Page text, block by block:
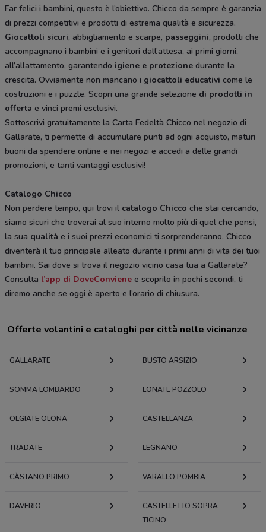
Far felici i bambini, questo è l’obiettivo. Chicco da sempre è garanzia
di prezzi competitivi e prodotti di estrema qualità e sicurezza.
Giocattoli sicuri, abbigliamento e scarpe, passeggini, prodotti che
accompagnano i bambini e i genitori dall’attesa, ai primi giorni,
all’allattamento, garantendo igiene e protezione durante la
crescita. Ovviamente non mancano i giocattoli educativi come le
costruzioni e i puzzle. Scopri una grande selezione di prodotti in
offerta e vinci premi esclusivi.
Sottoscrivi gratuitamente la Carta Fedeltà Chicco nel negozio di
Gallarate, ti permette di accumulare punti ad ogni acquisto, maturi
buoni da spendere online e nei negozi e accedi a delle grandi
promozioni, e tanti vantaggi esclusivi!
Catalogo Chicco
Non perdere tempo, qui trovi il catalogo Chicco che stai cercando,
siamo sicuri che troverai al suo interno molto più di quel che pensi,
la sua qualità e i suoi prezzi economici ti sorprenderanno. Chicco
diventerà il tuo principale alleato durante i primi anni di vita dei tuoi
bambini. Sai dove si trova il negozio vicino casa tua a Gallarate?
Consulta l’app di DoveConviene e scoprilo in pochi secondi, ti
diremo anche se oggi è aperto e l’orario di chiusura.
Offerte volantini e cataloghi per città nelle vicinanze
GALLARATE BUSTO ARSIZIO
SOMMA LOMBARDO LONATE POZZOLO
OLGIATE OLONA CASTELLANZA
TRADATE LEGNANO
CÀSTANO PRIMO VARALLO POMBIA
DAVERIO
CASTELLETTO SOPRA
TICINO